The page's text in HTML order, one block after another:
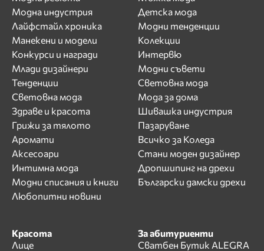
Модна индустрия
Лайфстайл хроника
Манекени и модели
Конкурси и награди
Млади дизайнери
Тенденции
Световна мода
Здраве и красота
Грижи за тялото
Аромати
Аксесоари
Интимна мода
Модни списания и книги
Любопитни новини
Детска мода
Модни тенденции
Колекции
Интервю
Модни съвети
Световна мода
Мода за дома
Шивашка индустрия
Пазаруване
Всичко за Коледа
Стани моден дизайнер
Дропшипинг на дрехи
Български дамски дрехи
Красота
Лице
За абитуриенти
Сватбен Бутик ALEGRA